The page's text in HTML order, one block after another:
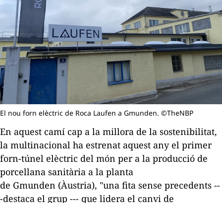
El nou forn elèctric de Roca Laufen a Gmunden. ©TheNBP
En aquest camí cap a la millora de la sostenibilitat,
la multinacional ha estrenat aquest any el primer
forn-túnel elèctric del món per a la producció de
porcellana sanitària a la planta
de Gmunden (Àustria), "una fita sense precedents --
-destaca el grup --- que lidera el canvi de